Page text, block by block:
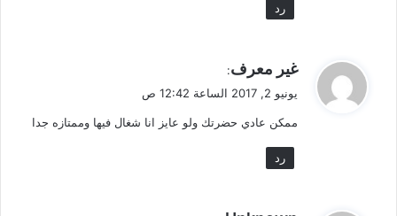
رد
ي
ل
غير معرف:
يونيو 2, 2017 الساعة 12:42 ص
ممكن عادي حضرتك ولو عايز انا شغال فيها وممتازه جدا
رد